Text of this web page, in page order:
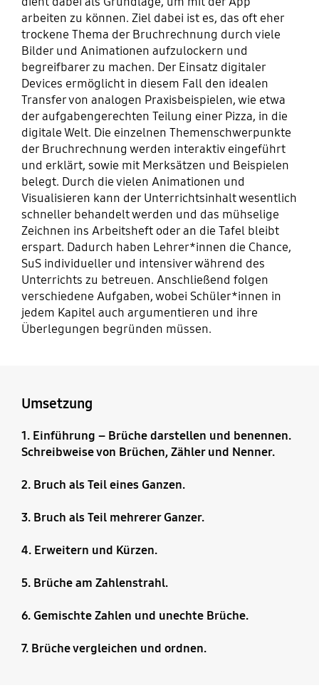
arbeiten zu können. Ziel dabei ist es, das oft eher
trockene Thema der Bruchrechnung durch viele
Bilder und Animationen aufzulockern und
begreifbarer zu machen. Der Einsatz digitaler
Devices ermöglicht in diesem Fall den idealen
Transfer von analogen Praxisbeispielen, wie etwa
der aufgabengerechten Teilung einer Pizza, in die
digitale Welt. Die einzelnen Themenschwerpunkte
der Bruchrechnung werden interaktiv eingeführt
und erklärt, sowie mit Merksätzen und Beispielen
belegt. Durch die vielen Animationen und
Visualisieren kann der Unterrichtsinhalt wesentlich
schneller behandelt werden und das mühselige
Zeichnen ins Arbeitsheft oder an die Tafel bleibt
erspart. Dadurch haben Lehrer*innen die Chance,
SuS individueller und intensiver während des
Unterrichts zu betreuen. Anschließend folgen
verschiedene Aufgaben, wobei Schüler*innen in
jedem Kapitel auch argumentieren und ihre
Überlegungen begründen müssen.
Umsetzung
1. Einführung – Brüche darstellen und benennen.
Schreibweise von Brüchen, Zähler und Nenner.
2. Bruch als Teil eines Ganzen.
3. Bruch als Teil mehrerer Ganzer.
4. Erweitern und Kürzen.
5. Brüche am Zahlenstrahl.
6. Gemischte Zahlen und unechte Brüche.
7. Brüche vergleichen und ordnen.